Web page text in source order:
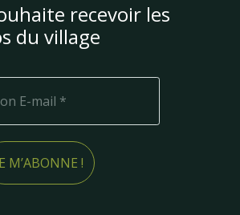
recevoir les
du village